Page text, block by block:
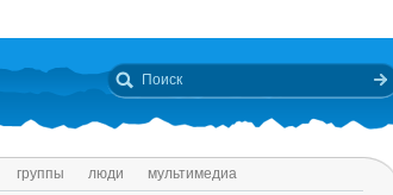
группы люди мультимедиа